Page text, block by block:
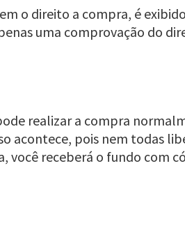
o direito a compra, é exibido
uma comprovação do
realizar a compra
acontece, pois nem todas
receberá o fundo com